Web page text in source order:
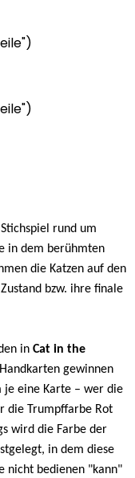
rund um
in dem berühmten
die Katzen auf den
bzw. ihre finale
in Cat in the
gewinnen
je eine Karte – wer die
die Trumpffarbe Rot
wird die Farbe der
in dem diese
nicht bedienen "kann"